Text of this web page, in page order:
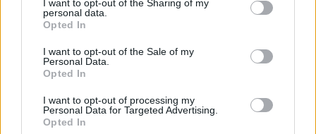
not limited to your visit or usage behaviour. You may click to
grant or deny consent to Google and its third-party tags to
use your data for below specified purposes in below Google
consent section.
I want to opt-out of the Sharing of my
personal data.
Opted In
I want to opt-out of the Sale of my
Personal Data.
Opted In
I want to opt-out of processing my
Personal Data for Targeted Advertising.
Opted In